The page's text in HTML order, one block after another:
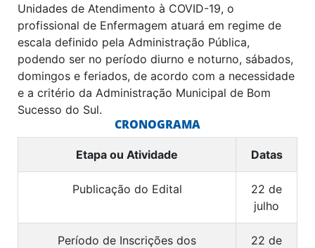
Unidades de Atendimento à COVID-19, o
profissional de Enfermagem atuará em regime de
escala definido pela Administração Pública,
podendo ser no período diurno e noturno, sábados,
domingos e feriados, de acordo com a necessidade
e a critério da Administração Municipal de Bom
Sucesso do Sul.
CRONOGRAMA
Etapa ou Atividade Datas
Publicação do Edital
22 de
julho
Período de Inscrições dos
22 de